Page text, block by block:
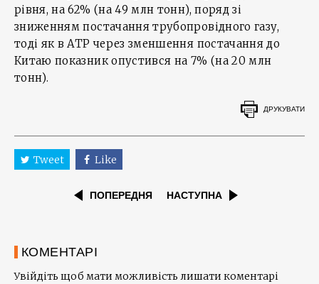
рівня, на 62% (на 49 млн тонн), поряд зі
зниженням постачання трубопровідного газу,
тоді як в АТР через зменшення постачання до
Китаю показник опустився на 7% (на 20 млн
тонн).
ДРУКУВАТИ
Tweet Like
ПОПЕРЕДНЯ НАСТУПНА
КОМЕНТАРІ
Увійдіть щоб мати можливість лишати коментарі